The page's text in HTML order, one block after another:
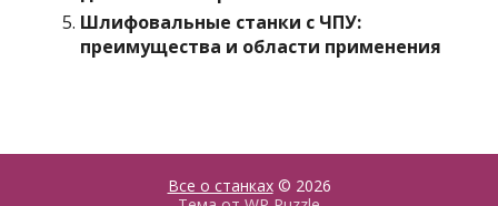
Шлифовальные станки с ЧПУ:
преимущества и области применения
Все о станках© 2026